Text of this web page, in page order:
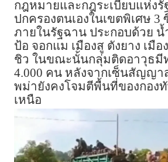
กฎหมายและกฎระเบียบแห่งรั
ปกครองตนเองในเขตพิเศษ 3
ภายในรัฐฉาน ประกอบด้วย น้
ป้อ จอกแม เมืองสู ตังยาง เมือ
ชิว ในขณะนั้นกลุ่มติดอาวุธมี
4.000 คน หลังจากเซ็นสัญญา
พม่ายังคงโจมตีพื้นที่ของกอง
เหนือ